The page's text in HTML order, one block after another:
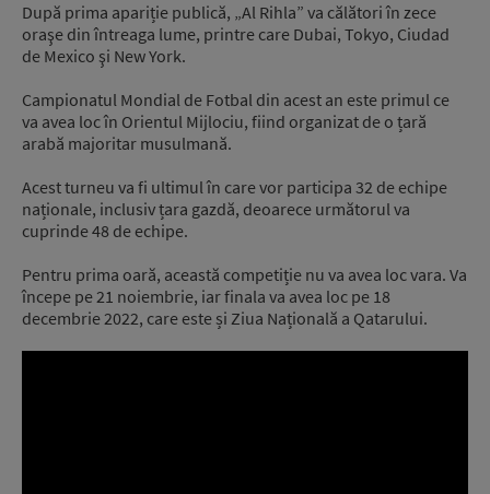
După prima apariție publică, „Al Rihla” va călători în zece
oraşe din întreaga lume, printre care Dubai, Tokyo, Ciudad
de Mexico şi New York.
Campionatul Mondial de Fotbal din acest an este primul ce
va avea loc în Orientul Mijlociu, fiind organizat de o țară
arabă majoritar musulmană.
Acest turneu va fi ultimul în care vor participa 32 de echipe
naționale, inclusiv țara gazdă, deoarece următorul va
cuprinde 48 de echipe.
Pentru prima oară, această competiție nu va avea loc vara. Va
începe pe 21 noiembrie, iar finala va avea loc pe 18
decembrie 2022, care este și Ziua Națională a Qatarului.